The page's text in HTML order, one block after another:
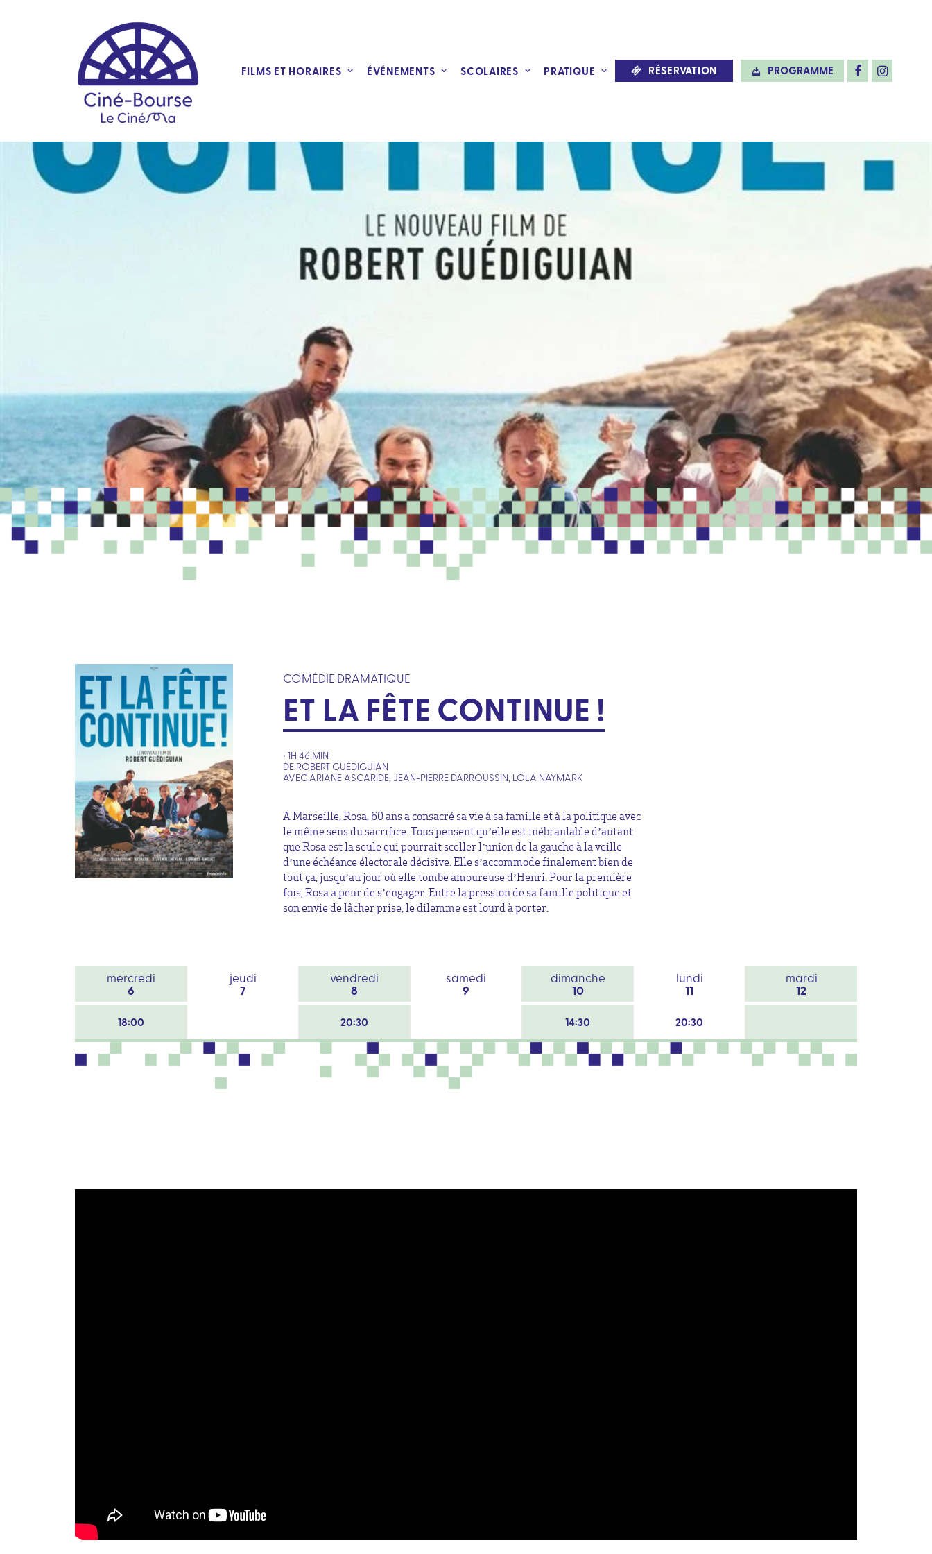
FILMS ET HORAIRES ÉVÉNEMENTS SCOLAIRES PRATIQUE RÉSERVATION PROGRAMME
COMÉDIE DRAMATIQUE
ET LA FÊTE CONTINUE !
• 1H 46 MIN
DE ROBERT GUÉDIGUIAN
AVEC ARIANE ASCARIDE, JEAN-PIERRE DARROUSSIN, LOLA NAYMARK
A Marseille, Rosa, 60 ans a consacré sa vie à sa famille et à la politique avec
le même sens du sacrifice. Tous pensent qu’elle est inébranlable d’autant
que Rosa est la seule qui pourrait sceller l’union de la gauche à la veille
d’une échéance électorale décisive. Elle s’accommode finalement bien de
tout ça, jusqu’au jour où elle tombe amoureuse d’Henri. Pour la première
fois, Rosa a peur de s’engager. Entre la pression de sa famille politique et
son envie de lâcher prise, le dilemme est lourd à porter.
mercredi
6
jeudi
7
vendredi
8
samedi
9
dimanche
10
lundi
11
mardi
12
18:00 20:30 14:30 20:30